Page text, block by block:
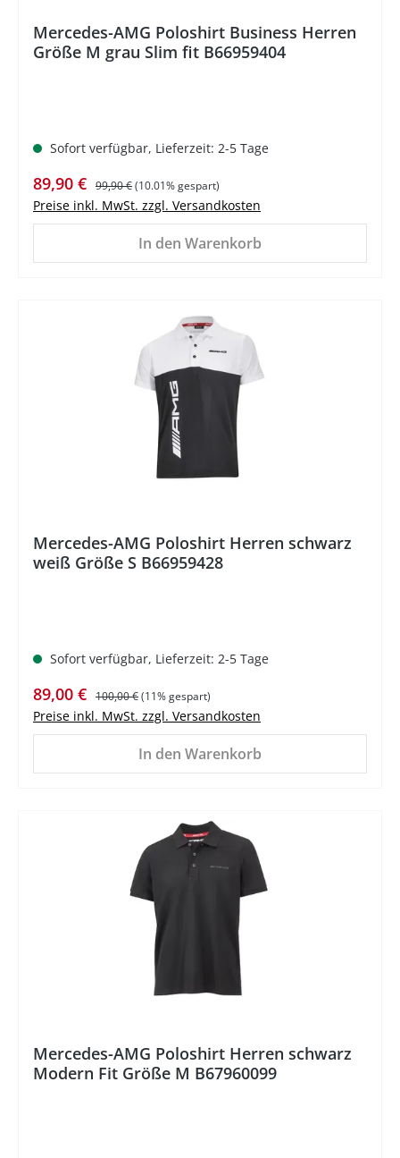
Mercedes-AMG Poloshirt Business Herren
Größe M grau Slim fit B66959404
Sofort verfügbar, Lieferzeit: 2-5 Tage
Verkaufspreis:
89,90 € Regulärer Preis:
99,90 €(10.01% gespart)
Preise inkl. MwSt. zzgl. Versandkosten
In den Warenkorb
Mercedes-AMG Poloshirt Herren schwarz
weiß Größe S B66959428
Sofort verfügbar, Lieferzeit: 2-5 Tage
Verkaufspreis:
89,00 € Regulärer Preis:
100,00 €(11% gespart)
Preise inkl. MwSt. zzgl. Versandkosten
In den Warenkorb
Mercedes-AMG Poloshirt Herren schwarz
Modern Fit Größe M B67960099